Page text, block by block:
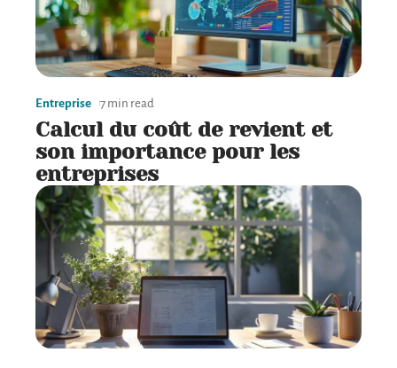
Entreprise 7 min read
Calcul du coût de revient et
son importance pour les
entreprises